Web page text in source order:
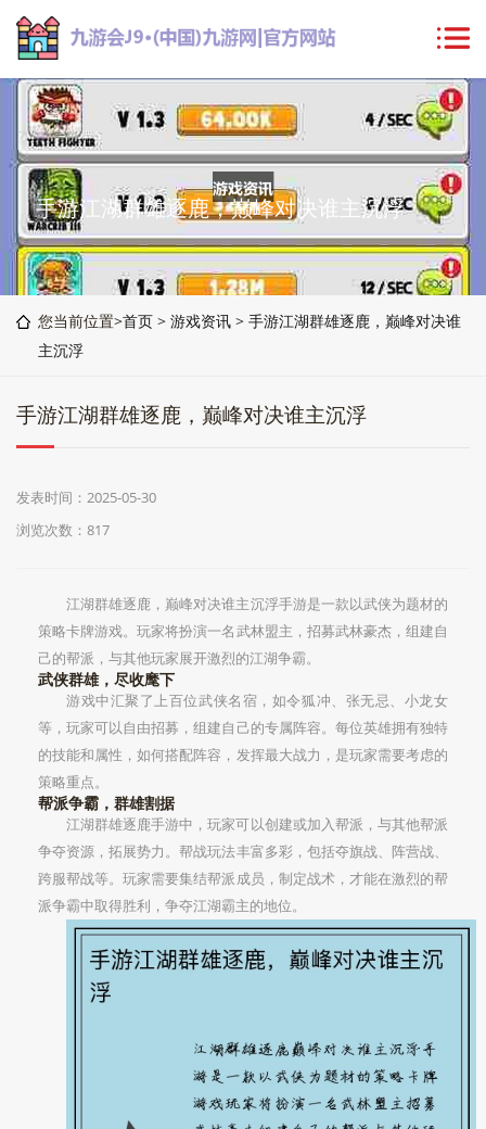
手游江湖群雄逐鹿，巅峰对决谁主沉浮
您当前位置>首页 > 游戏资讯 > 手游江湖群雄逐鹿，巅峰对决谁
主沉浮
手游江湖群雄逐鹿，巅峰对决谁主沉浮
发表时间：2025-05-30
浏览次数：817
江湖群雄逐鹿，巅峰对决谁主沉浮手游是一款以武侠为题材的
策略卡牌游戏。玩家将扮演一名武林盟主，招募武林豪杰，组建自
己的帮派，与其他玩家展开激烈的江湖争霸。
武侠群雄，尽收麾下
游戏中汇聚了上百位武侠名宿，如令狐冲、张无忌、小龙女
等，玩家可以自由招募，组建自己的专属阵容。每位英雄拥有独特
的技能和属性，如何搭配阵容，发挥最大战力，是玩家需要考虑的
策略重点。
帮派争霸，群雄割据
江湖群雄逐鹿手游中，玩家可以创建或加入帮派，与其他帮派
争夺资源，拓展势力。帮战玩法丰富多彩，包括夺旗战、阵营战、
跨服帮战等。玩家需要集结帮派成员，制定战术，才能在激烈的帮
派争霸中取得胜利，争夺江湖霸主的地位。